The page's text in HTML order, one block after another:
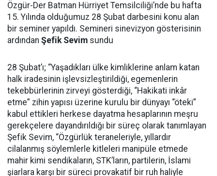
Özgür-Der Batman Hürriyet Temsilciliği’nde bu hafta
15. Yılında olduğumuz 28 Şubat darbesini konu alan
bir seminer yapıldı. Semineri sinevizyon gösterisinin
ardından Şefik Sevim sundu
28 Şubat’ı; “Yaşadıkları ülke kimliklerine anlam katan
halk iradesinin işlevsizleştirildiği, egemenlerin
tekebbürlerinin zirveyi gösterdiği, “Hakikati inkâr
etme” zihin yapısı üzerine kurulu bir dünyayı “öteki”
kabul ettikleri herkese dayatma hesaplarının meşru
gerekçelere dayandırıldığı bir süreç olarak tanımlayan
Şefik Sevim, “Özgürlük teraneleriyle, yıllardır
cilalanmış söylemlerle kitleleri manipüle etmede
mahir kimi sendikaların, STK’ların, partilerin, İslami
şiarlara karşı bir süreci provakatif bir ruh haliyle